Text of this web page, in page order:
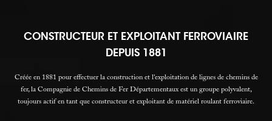
CONSTRUCTEUR ET EXPLOITANT FERROVIAIRE
DEPUIS 1881
Créée en 1881 pour effectuer la construction et l'exploitation de lignes de chemins de
fer, la Compagnie de Chemins de Fer Départementaux est un groupe polyvalent,
toujours actif en tant que constructeur et exploitant de matériel roulant ferroviaire.